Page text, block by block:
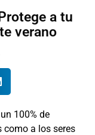
a tu
verano
100% de
a los seres